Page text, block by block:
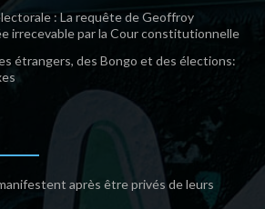
: La requête de Geoffroy
irrecevable par la Cour constitutionnelle
étrangers, des Bongo et des élections:
après être privés de leurs